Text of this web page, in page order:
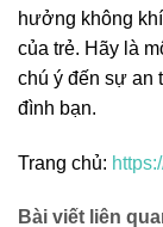
hưởng không
của trẻ. Hãy là
chú ý đến sự an
đình bạn.
Trang chủ:
Bài viết liên